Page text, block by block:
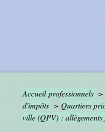
Accueil professionnels >
d'impôts > Quartiers
ville (QPV) : allègements